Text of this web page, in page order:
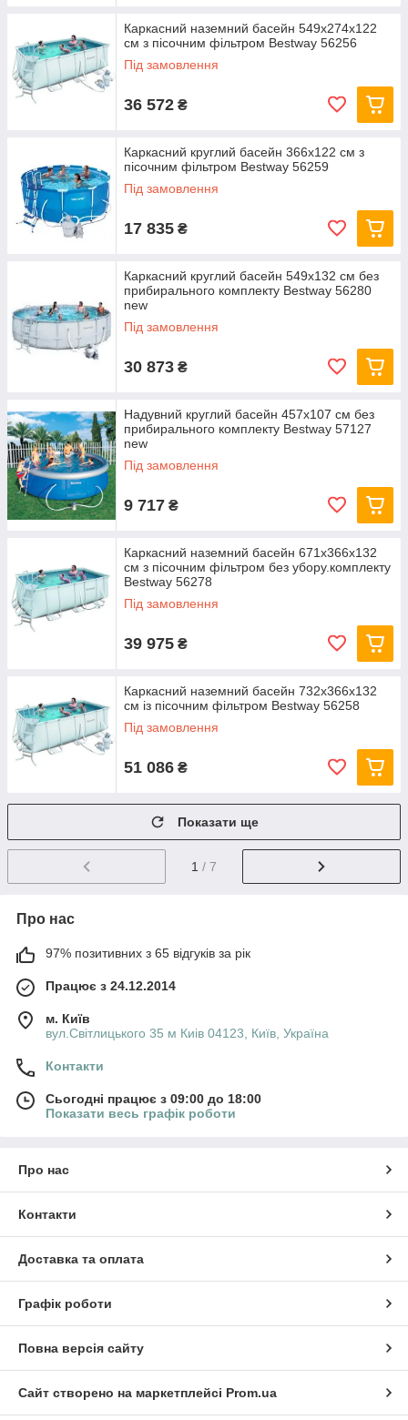
Каркасний наземний басейн 549x274x122
см з пісочним фільтром Bestway 56256
Під замовлення
36 572 ₴
Каркасний круглий басейн 366x122 см з
пісочним фільтром Bestway 56259
Під замовлення
17 835 ₴
Каркасний круглий басейн 549x132 см без
прибирального комплекту Bestway 56280
new
Під замовлення
30 873 ₴
Надувний круглий басейн 457х107 см без
прибирального комплекту Bestway 57127
new
Під замовлення
9 717 ₴
Каркасний наземний басейн 671x366x132
см з пісочним фільтром без убору.комплекту
Bestway 56278
Під замовлення
39 975 ₴
Каркасний наземний басейн 732x366х132
см із пісочним фільтром Bestway 56258
Під замовлення
51 086 ₴
Показати ще
1 / 7
Про нас
97% позитивних з 65 відгуків за рік
Працює з 24.12.2014
м. Київ
вул.Світлицького 35 м Киів 04123, Київ, Україна
Контакти
Сьогодні працює з 09:00 до 18:00
Показати весь графік роботи
Про нас
Контакти
Доставка та оплата
Графік роботи
Повна версія сайту
Сайт створено на маркетплейсі Prom.ua